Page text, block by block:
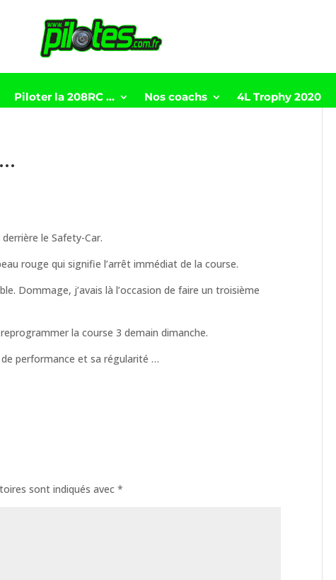
Piloter la 208RC … Nos coachs 4L Trophy 2020
derrière le Safety-Car.
rouge qui signifie l’arrêt immédiat de la course.
Dommage, j’avais là l’occasion de faire un troisième
la course 3 demain dimanche.
de performance et sa régularité …
sont indiqués avec*